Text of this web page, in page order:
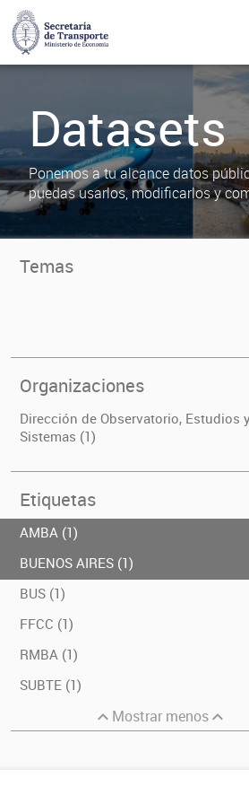
Datasets
Ponemos a tu alcance datos
puedas usarlos, modificarlos y
Temas
Organizaciones
Dirección de Observatorio, Estudios y
Sistemas (1)
Etiquetas
AMBA (1)
BUENOS AIRES (1)
BUS (1)
FFCC (1)
RMBA (1)
SUBTE (1)
Mostrar menos